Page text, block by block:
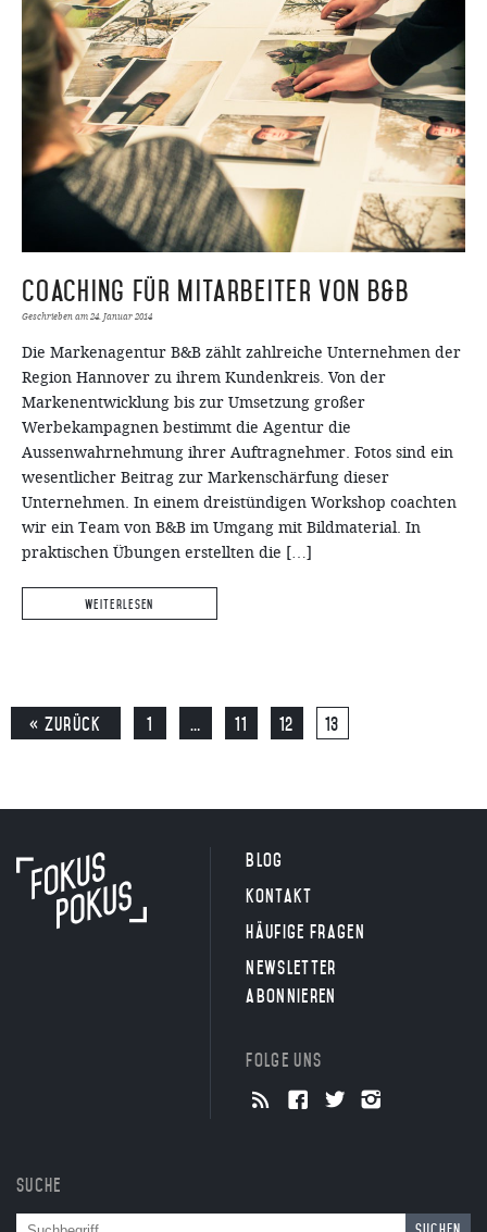
Coaching für Mitarbeiter von B&B
Geschrieben am 24. Januar 2014
Die Markenagentur B&B zählt zahlreiche Unternehmen der
Region Hannover zu ihrem Kundenkreis. Von der
Markenentwicklung bis zur Umsetzung großer
Werbekampagnen bestimmt die Agentur die
Aussenwahrnehmung ihrer Auftragnehmer. Fotos sind ein
wesentlicher Beitrag zur Markenschärfung dieser
Unternehmen. In einem dreistündigen Workshop coachten
wir ein Team von B&B im Umgang mit Bildmaterial. In
praktischen Übungen erstellten die […]
Weiterlesen
« Zurück 1 … 11 12 13
Blog
Kontakt
Häufige Fragen
Newsletter
abonnieren
Folge uns
Suche